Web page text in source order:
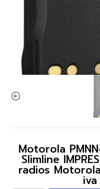
Motorola
Slimline
radios